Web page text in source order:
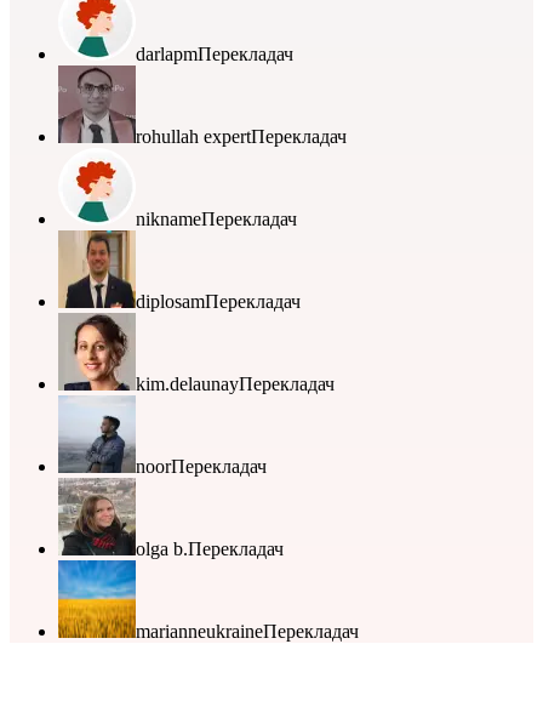
darlapmПерекладач
rohullah expertПерекладач
niknameПерекладач
diplosamПерекладач
kim.delaunayПерекладач
noorПерекладач
olga b.Перекладач
marianneukraineПерекладач